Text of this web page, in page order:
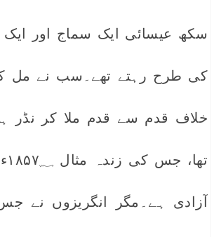
سکھ عیسائی ایک سماج اور
کی طرح رہتے تھے۔سب نے مل
خلاف قدم سے قدم ملا کر نڈر
آزادی ہے۔مگر انگریزوں نے